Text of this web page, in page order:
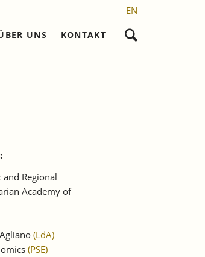
EN
Navigation
überspringen
UNS KONTAKT
Regional
Academy of
(LdA)
(PSE)